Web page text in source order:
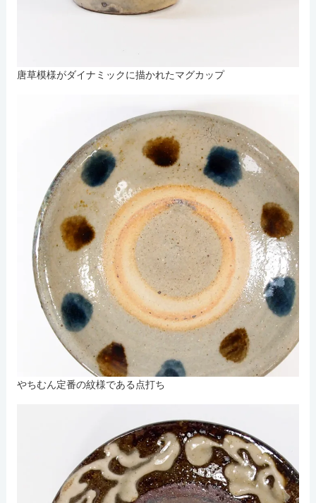
唐草模様がダイナミックに描かれたマグカップ
やちむん定番の紋様である点打ち